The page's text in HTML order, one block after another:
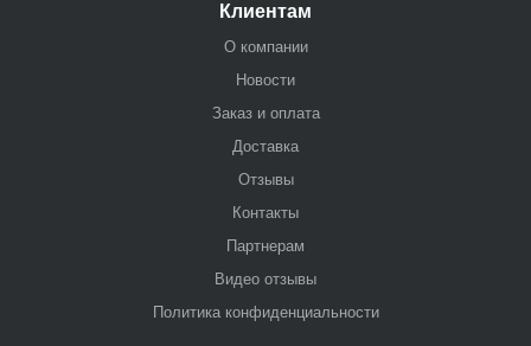
Клиентам
О компании
Новости
Заказ и оплата
Доставка
Отзывы
Контакты
Партнерам
Видео отзывы
Политика конфиденциальности